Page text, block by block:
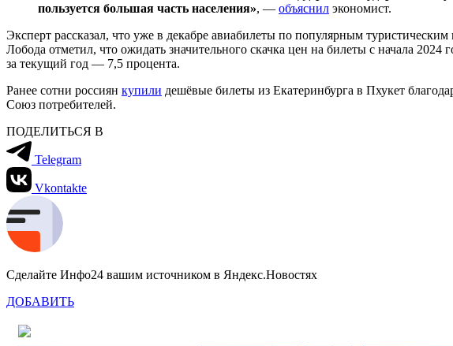
пользуется большая часть населения», — объяснил экономист.
Эксперт рассказал, что уже в декабре авиабилеты по популярным
Лобода отметил, что ожидать значительного скачка цен на билеты с начала
за текущий год — 7,5 процента.
Ранее сотни россиян купили дешёвые билеты из Екатеринбурга в Пхукет
Союз потребителей.
ПОДЕЛИТЬСЯ В
Telegram
Vkontakte
Сделайте Инфо24 вашим источником в Яндекс.Новостях
ДОБАВИТЬ